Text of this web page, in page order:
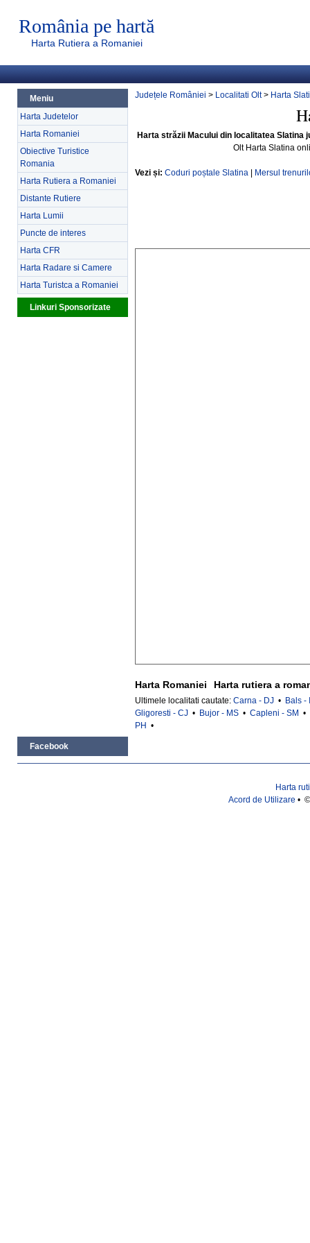
România pe hartă
Harta Rutiera a Romaniei
Meniu
Harta Judetelor
Harta Romaniei
Obiective Turistice
Romania
Harta Rutiera a Romaniei
Distante Rutiere
Harta Lumii
Puncte de interes
Harta CFR
Harta Radare si Camere
Harta Turistca a Romaniei
Linkuri Sponsorizate
Facebook
Județele României > Localitati Olt> Harta
Harta străzii Macului din localitatea Slatina
Olt Harta Slatina
Vezi și: Coduri poștale Slatina Mersul
Harta Romaniei Harta rutiera a
Ultimele localitati cautate: Carna - DJ • Bals -
Gligoresti - CJ • Bujor - MS • Capleni - SM •
PH •
Harta
Acord de Utilizare •